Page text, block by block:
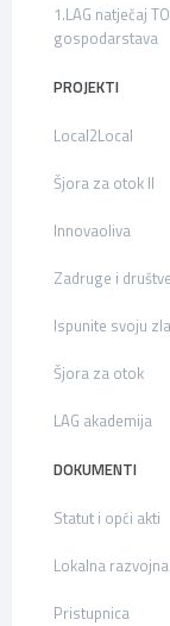
1.LAG natječaj
gospodarstava
PROJEKTI
Local2Local
Šjora za otok II
Innovaoliva
Zadruge i
Ispunite svoju
Šjora za otok
LAG akademija
DOKUMENTI
Statut i opći akti
Lokalna
Pristupnica